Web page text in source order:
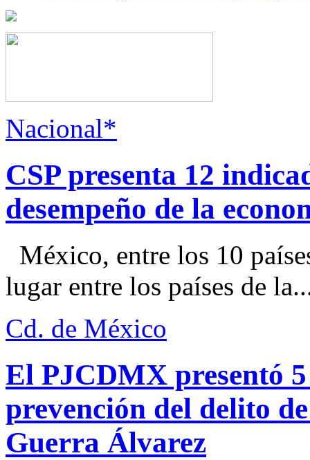
Nacional*
CSP presenta 12
desempeño de la
México, entre los 10
lugar entre los países de
Cd. de México
El PJCDMX presentó
prevención del delito
Guerra Álvarez